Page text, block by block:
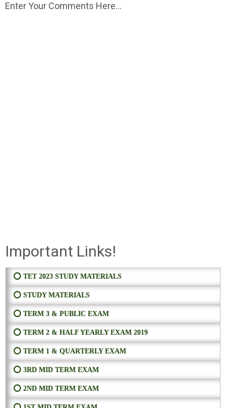
Enter Your Comments Here...
Important Links!
⭕ TET 2023 STUDY MATERIALS
⭕ STUDY MATERIALS
⭕ TERM 3 & PUBLIC EXAM
⭕ TERM 2 & HALF YEARLY EXAM 2019
⭕ TERM 1 & QUARTERLY EXAM
⭕ 3RD MID TERM EXAM
⭕ 2ND MID TERM EXAM